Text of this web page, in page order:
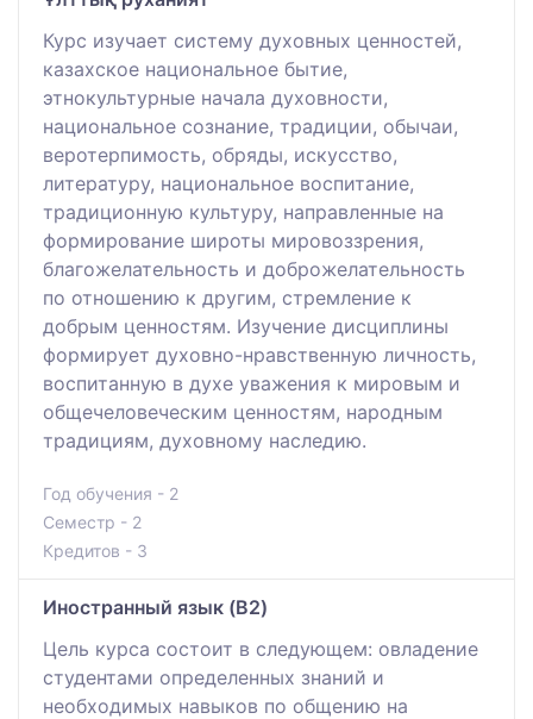
Курс изучает систему духовных ценностей,
казахское национальное бытие,
этнокультурные начала духовности,
национальное сознание, традиции, обычаи,
веротерпимость, обряды, искусство,
литературу, национальное воспитание,
традиционную культуру, направленные на
формирование широты мировоззрения,
благожелательность и доброжелательность
по отношению к другим, стремление к
добрым ценностям. Изучение дисциплины
формирует духовно-нравственную личность,
воспитанную в духе уважения к мировым и
общечеловеческим ценностям, народным
традициям, духовному наследию.
Год обучения - 2
Семестр - 2
Кредитов - 3
Иностранный язык (B2)
Цель курса состоит в следующем: овладение
студентами определенных знаний и
необходимых навыков по общению на